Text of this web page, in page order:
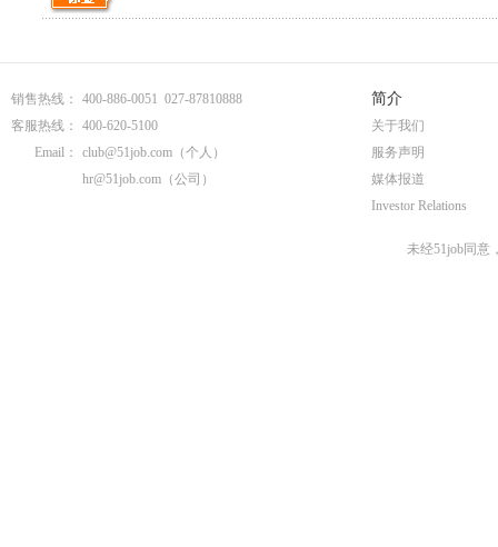
销售热线：
400-886-0051 027-87810888
客服热线：
400-620-5100
Email：
club@51job.com （个人）
hr@51job.com （公司）
简介
关于我们
服务声明
媒体报道
Investor Relations
未经51job同意